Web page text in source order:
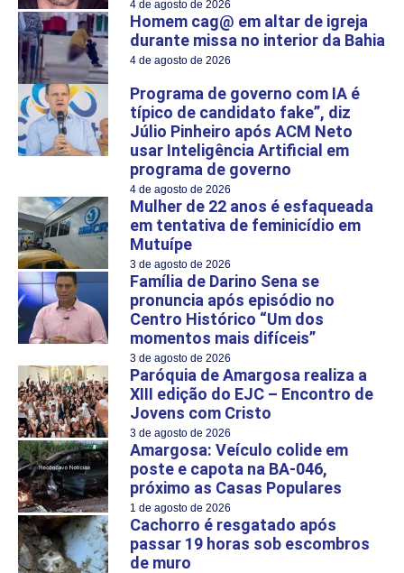
4 de agosto de 2026
Homem cag@ em altar de igreja
durante missa no interior da Bahia
4 de agosto de 2026
Programa de governo com IA é
típico de candidato fake”, diz
Júlio Pinheiro após ACM Neto
usar Inteligência Artificial em
programa de governo
4 de agosto de 2026
Mulher de 22 anos é esfaqueada
em tentativa de feminicídio em
Mutuípe
3 de agosto de 2026
Família de Darino Sena se
pronuncia após episódio no
Centro Histórico “Um dos
momentos mais difíceis”
3 de agosto de 2026
Paróquia de Amargosa realiza a
XIII edição do EJC – Encontro de
Jovens com Cristo
3 de agosto de 2026
Amargosa: Veículo colide em
poste e capota na BA-046,
próximo as Casas Populares
1 de agosto de 2026
Cachorro é resgatado após
passar 19 horas sob escombros
de muro